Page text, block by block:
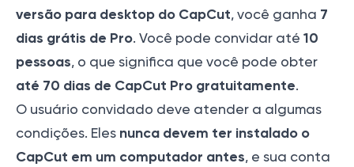
versão para desktop do CapCut, você ganha 7
dias grátis de Pro. Você pode convidar até 10
pessoas, o que significa que você pode obter
até 70 dias de CapCut Pro gratuitamente.
O usuário convidado deve atender a algumas
condições. Eles nunca devem ter instalado o
CapCut em um computador antes, e sua conta